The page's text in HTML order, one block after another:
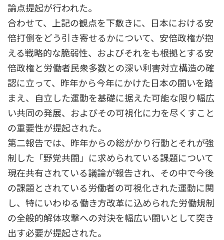
論点提起が行われた。
合わせて、上記の観点を下敷きに、日本における安
倍打倒をどう引き寄せるかについて、安倍政権が抱
える戦略的な脆弱性、およびそれをも根拠とする安
倍政権と労働者民衆多数との深い利害対立構造の確
認に立って、昨年から今年にかけた日本の闘いを踏
まえ、自立した運動を基礎に据えた可能な限り幅広
い共同の発展、およびその可視化に力を尽くすこと
の重要性が提起された。
第二報告では、昨年からの総がかり行動とそれが強
制した「野党共闘」に求められている課題について
現在共有されている議論が報告され、その中で今後
の課題とされている労働者の可視化された運動に関
し、特にいわゆる働き方改革に込められた労働規制
の全般的解体攻撃への対決を幅広い闘いとして突き
出す必要が提起された。